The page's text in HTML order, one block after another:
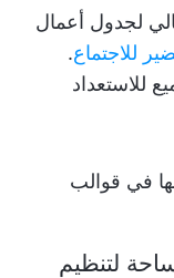
لجدول أعمال
للاجتماع.
للاستعداد
في قوالب
لتنظيم